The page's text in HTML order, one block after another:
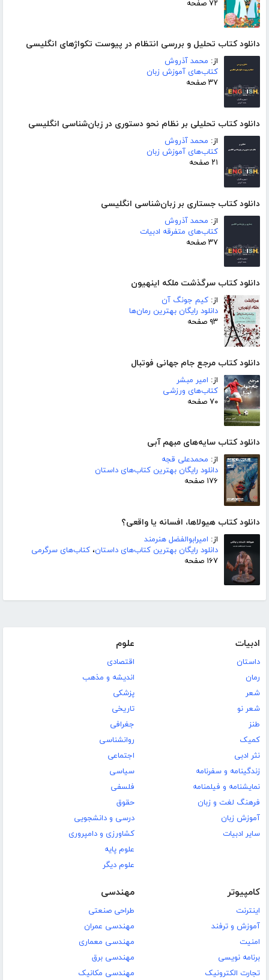
۷۲ صفحه
دانلود کتاب تحلیل و بررسی انتظام در پیوست تکواژهای انگلیسی
از: محمد آذروش
کتاب‌های آموزش زبان
۳۷ صفحه
دانلود کتاب تحلیلی بر نظام نحو دستوری در زبان‌شناسی انگلیسی
از: محمد آذروش
کتاب‌های آموزش زبان
۲۱ صفحه
دانلود کتاب جستاری بر زبان‌شناسی انگلیسی
از: محمد آذروش
کتاب‌های متفرقه ادبیات
۳۷ صفحه
دانلود کتاب سرگذشت ملکه اینهیون
از: کیم جونگ آن
دانلود رایگان بهترین رمان‌ها
۹۳ صفحه
دانلود کتاب مرجع جام جهانی فوتبال
از: امیر مبشر
کتاب‌های ورزشی
۷۰ صفحه
دانلود کتاب سایه‌های مبهم آبی
از: محمدعلی قجه
دانلود رایگان بهترین کتاب‌های داستان
۱۷۶ صفحه
دانلود کتاب هیولاها، افسانه یا واقعی؟
از: امیرابوالفضل هنرمند
دانلود رایگان بهترین کتاب‌های داستان، کتاب‌های سرگرمی
۱۶۷ صفحه
ادبیات
داستان
رمان
شعر
شعر نو
طنز
کمیک
نثر ادبی
زندگینامه و سفرنامه
نمایشنامه و فیلمنامه
فرهنگ لغت و زبان
آموزش زبان
سایر ادبیات
علوم
اقتصادی
اندیشه و مذهب
پزشکی
تاریخی
جغرافی
روانشناسی
اجتماعی
سیاسی
فلسفی
حقوق
درسی و دانشجویی
کشاورزی و دامپروری
علوم پایه
علوم دیگر
کامپیوتر
اینترنت
آموزش و ترفند
امنیت
برنامه نویسی
تجارت الکترونیک
مهندسی
طراحی صنعتی
مهندسی عمران
مهندسی معماری
مهندسی برق
مهندسی مکانیک